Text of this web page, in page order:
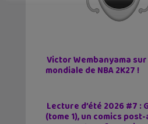
Victor Wembanyama
mondiale de NBA 2K27 !
Lecture d’été 2026 #7 :
(tome 1), un comics